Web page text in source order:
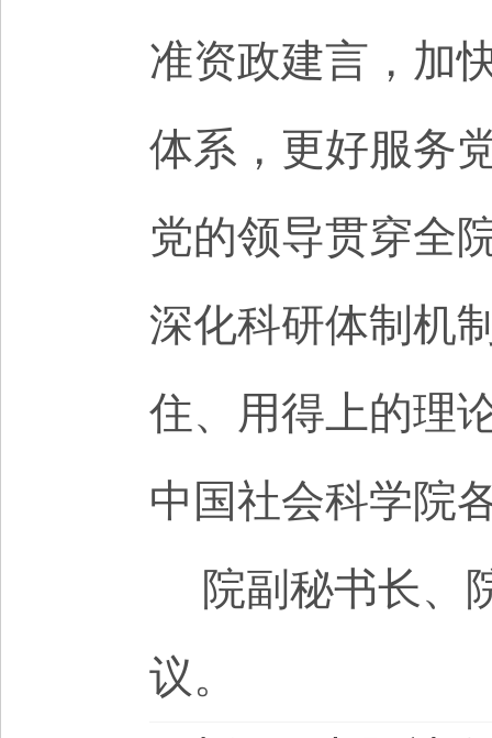
准资政建言，加
体系，更好服务
党的领导贯穿全
深化科研体制机
住、用得上的理
中国社会科学院
院副秘书长、
议。